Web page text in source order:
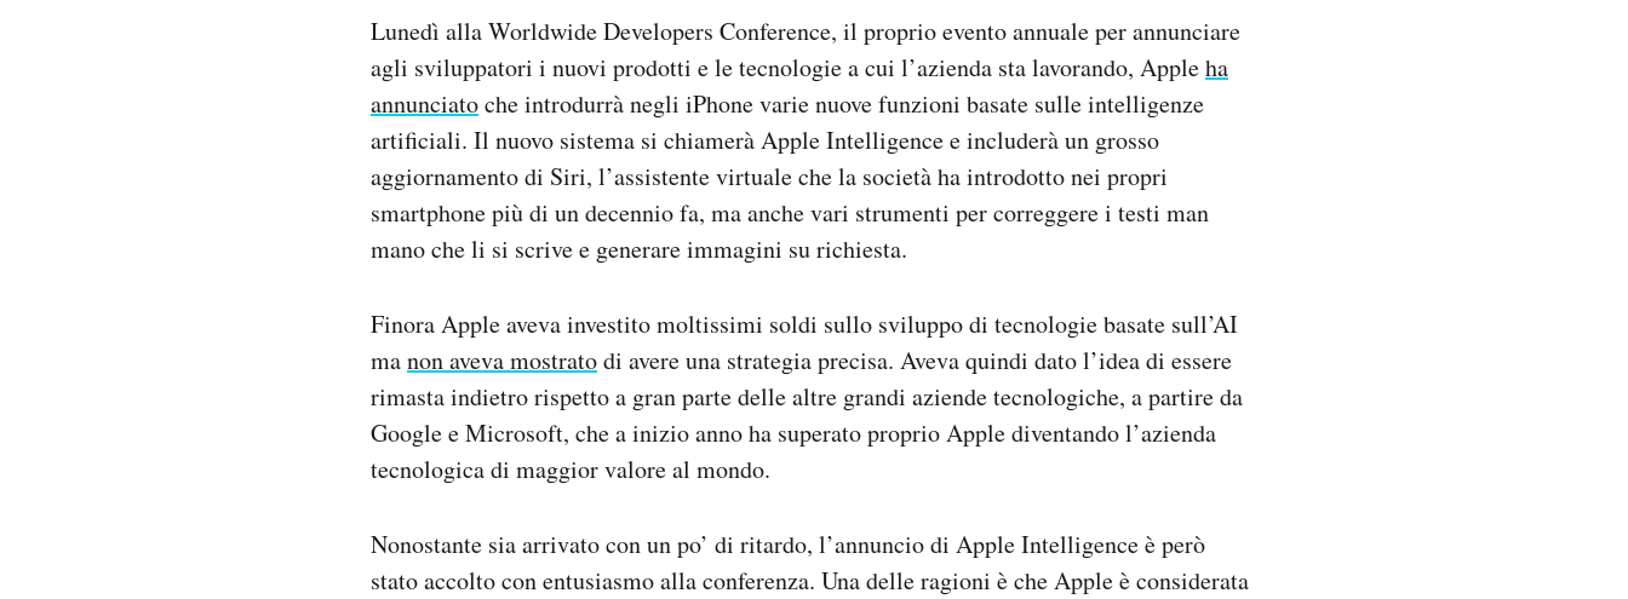
Lunedì alla Worldwide Developers Conference, il proprio evento annuale per annunciare
agli sviluppatori i nuovi prodotti e le tecnologie a cui l’azienda sta lavorando, Appleha
annunciatoche introdurrà negli iPhone varie nuove funzioni basate sulle intelligenze
artificiali. Il nuovo sistema si chiamerà Apple Intelligence e includerà un grosso
aggiornamento di Siri, l’assistente virtuale che la società ha introdotto nei propri
smartphone più di un decennio fa, ma anche vari strumenti per correggere i testi man
mano che li si scrive e generare immagini su richiesta.
Finora Apple aveva investito moltissimi soldi sullo sviluppo di tecnologie basate sull’AI
manon aveva mostratodi avere una strategia precisa. Aveva quindi dato l’idea di essere
rimasta indietro rispetto a gran parte delle altre grandi aziende tecnologiche, a partire da
Google e Microsoft, che a inizio anno ha superato proprio Apple diventando l’azienda
tecnologica di maggior valore al mondo.
Nonostante sia arrivato con un po’ di ritardo, l’annuncio di Apple Intelligence è però
stato accolto con entusiasmo alla conferenza. Una delle ragioni è che Apple è considerata